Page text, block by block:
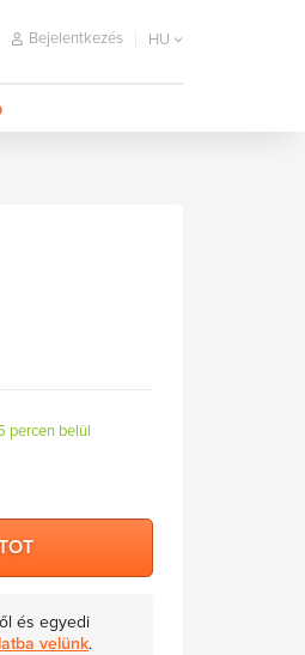
Bejelentkezés HU
percen belül
és egyedi
velünk.